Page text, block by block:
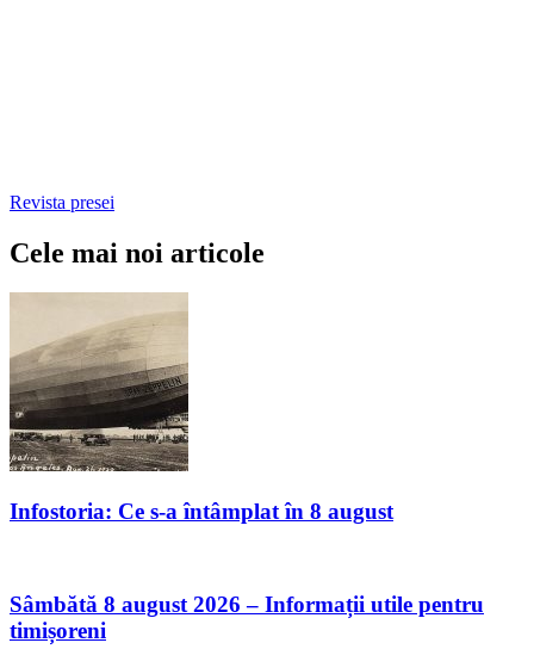
Revista presei
Cele mai noi articole
Infostoria: Ce s-a întâmplat în 8 august
Sâmbătă 8 august 2026 – Informații utile pentru
timișoreni